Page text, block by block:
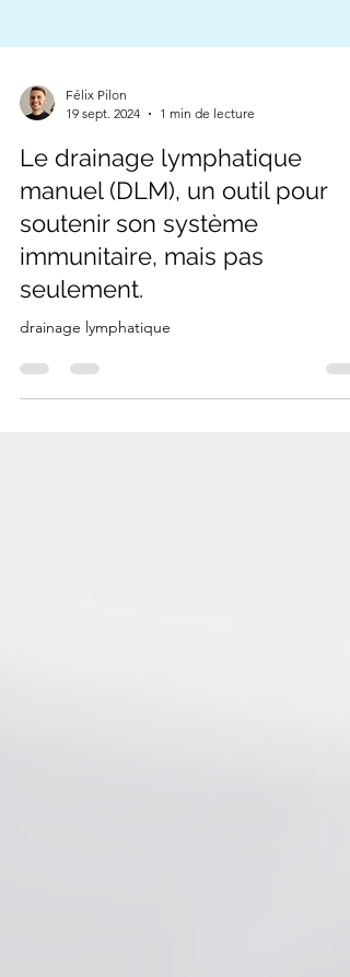
19 sept. 2024
1 min de lecture
Le drainage lymphatique
manuel (DLM), un outil pour
soutenir son système
immunitaire, mais pas
seulement.
drainage lymphatique